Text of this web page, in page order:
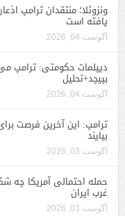
ونزوئلا؛ منتقدان ترامپ
یافته است
آگوست 04, 2026
دیپلمات حکومتی: ترامپ
بپیچد+تحلیل
آگوست 04, 2026
ترامپ: این آخرین فرصت
بیایند
آگوست 03, 2026
حمله احتمالی آمریکا چه
غرب ایران
آگوست 03, 2026